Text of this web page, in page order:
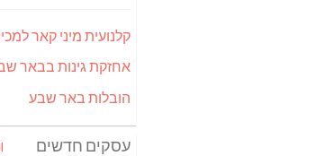
קלנועית מיני קאר
אחזקת גינות בבאר
הובלות באר שבע
עסקים חדשים